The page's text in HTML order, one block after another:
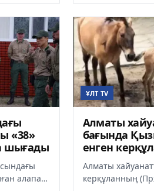
«38»
шығады
алапат
ҰЛТ TV
Алматы
бағында
енген
құлындады
Алматы
керқұланның